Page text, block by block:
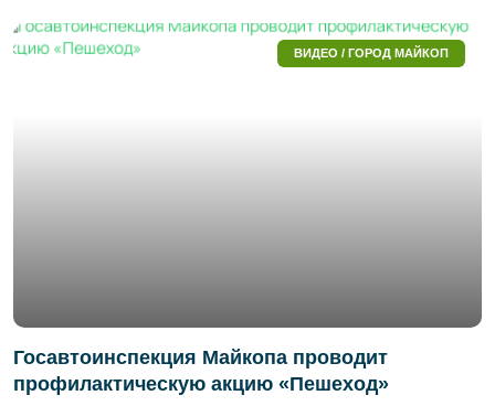
ВИДЕО / ГОРОД МАЙКОП
Госавтоинспекция Майкопа проводит
профилактическую акцию «Пешеход»